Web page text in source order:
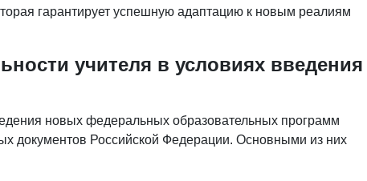
гарантирует успешную адаптацию к новым реалиям
учителя в условиях введения
новых федеральных образовательных программ
документов Российской Федерации. Основными из них